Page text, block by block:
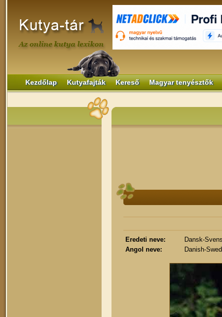
Kezdőlap Kutyafajták Kereső Magyar tenyésztők
Eredeti neve:
Dansk-
Angol neve:
Danish-